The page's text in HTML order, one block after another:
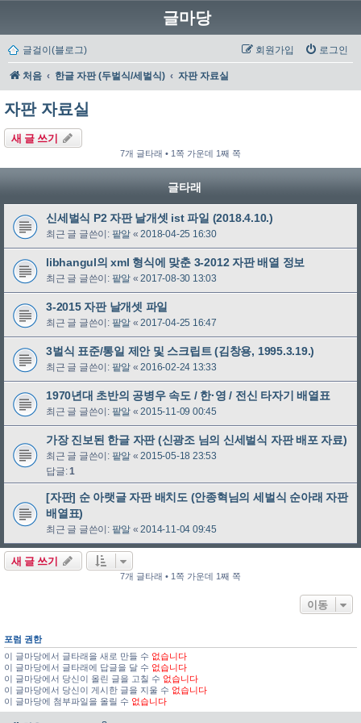
글마당
글걸이(블로그) 로그인
회원가입
처음 한글 자판 (두벌식/세벌식) 자판 자료실
자판 자료실
새 글 쓰기
7개 글타래 • 1쪽 가운데 1째 쪽
글타래
신세벌식 P2 자판 날개셋 ist 파일 (2018.4.10.)
최근 글 글쓴이: 팥알 «2018-04-25 16:30
libhangul의 xml 형식에 맞춘 3-2012 자판 배열 정보
최근 글 글쓴이: 팥알 «2017-08-30 13:03
3-2015 자판 날개셋 파일
최근 글 글쓴이: 팥알 «2017-04-25 16:47
3벌식 표준/통일 제안 및 스크립트 (김창용, 1995.3.19.)
최근 글 글쓴이: 팥알 «2016-02-24 13:33
1970년대 초반의 공병우 속도 / 한·영 / 전신 타자기 배열표
최근 글 글쓴이: 팥알 «2015-11-09 00:45
가장 진보된 한글 자판 (신광조 님의 신세벌식 자판 배포 자료)
최근 글 글쓴이: 팥알 «2015-05-18 23:53
답글:1
[자판] 순 아랫글 자판 배치도 (안종혁님의 세벌식 순아래 자판
배열표)
최근 글 글쓴이: 팥알 «2014-11-04 09:45
새 글 쓰기
7개 글타래 • 1쪽 가운데 1째 쪽
이동
포럼 권한
이 글마당에서 글타래을 새로 만들 수 없습니다
이 글마당에서 글타래에 답글을 달 수 없습니다
이 글마당에서 당신이 올린 글을 고칠 수 없습니다
이 글마당에서 당신이 게시한 글을 지울 수 없습니다
이 글마당에 첨부파일을 올릴 수 없습니다